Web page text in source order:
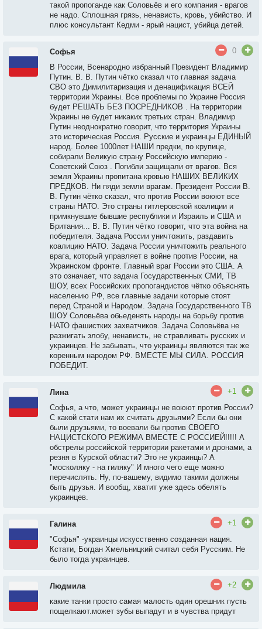
такой пропоганде как Соловьёв и его компания - врагов
не надо. Сплошная грязь, ненависть, кровь, убийство. И
плюс консультант Кедми - ярый нацист, убийца детей.
Софья
0
В России, Всенародно избранный Президент Владимир
Путин. В. В. Путин чётко сказал что главная задача
СВО это Димилитаризация и денацификация ВСЕЙ
территории Украины. Все проблемы по Украине Россия
будет РЕШАТЬ БЕЗ ПОСРЕДНИКОВ . На территории
Украины не будет никаких третьих стран. Владимир
Путин неоднократно говорит, что территория Украины
это историческая Россия. Русские и украинцы ЕДИНЫЙ
народ. Более 1000лет НАШИ предки, по крупице,
собирали Великую страну Российскую империю -
Советский Союз . Погибли защищали от врагов. Вся
земля Украины пропитана кровью НАШИХ ВЕЛИКИХ
ПРЕДКОВ. Ни пяди земли врагам. Президент России В.
В. Путин чётко сказал, что против России воюют все
страны НАТО. Это страны гитлеровской коалиции и
примкнувшие бывшие республики и Израиль и США и
Британия... В. В. Путин чётко говорит, что эта война на
победителя. Задача России уничтожить, раздавить
коалицию НАТО. Задача России уничтожить реального
врага, который управляет в войне против России, на
Украинском фронте. Главный враг России это США. А
это означает, что задача Государственных СМИ, ТВ
ШОУ, всех Российских пропогандистов чётко объяснять
населению РФ, все главные задачи которые стоят
перед Страной и Народом. Задача Государственного ТВ
ШОУ Соловьёва обьеденять народы на борьбу против
НАТО фашистких захватчиков. Задача Соловьёва не
разжигать злобу, ненависть, не стравливать русских и
украинцев. Не забывать, что украинцы являются так же
коренным народом РФ. ВМЕСТЕ МЫ СИЛА. РОССИЯ
ПОБЕДИТ.
Лина
+1
Софья, а что, может украинцы не воюют против России?
С какой стати нам их считать друзьями? Если бы они
были друзьями, то воевали бы против СВОЕГО
НАЦИСТСКОГО РЕЖИМА ВМЕСТЕ С РОССИЕЙ!!!!! А
обстрелы российской территории ракетами и дронами, а
резня в Курской области? Это не украинцы? А
"москоляку - на гиляку" И много чего еще можно
перечислять. Ну, по-вашему, видимо такими должны
быть друзья. И вообщ, хватит уже здесь обелять
украинцев.
Галина
+1
"Софья" -украинцы искусственно созданная нация.
Кстати, Богдан Хмельницкий считал себя Русским. Не
было тогда украинцев.
Людмила
+2
какие танки просто самая малость один орешник пусть
пощелкают.может зубы выпадут и в чувства придут